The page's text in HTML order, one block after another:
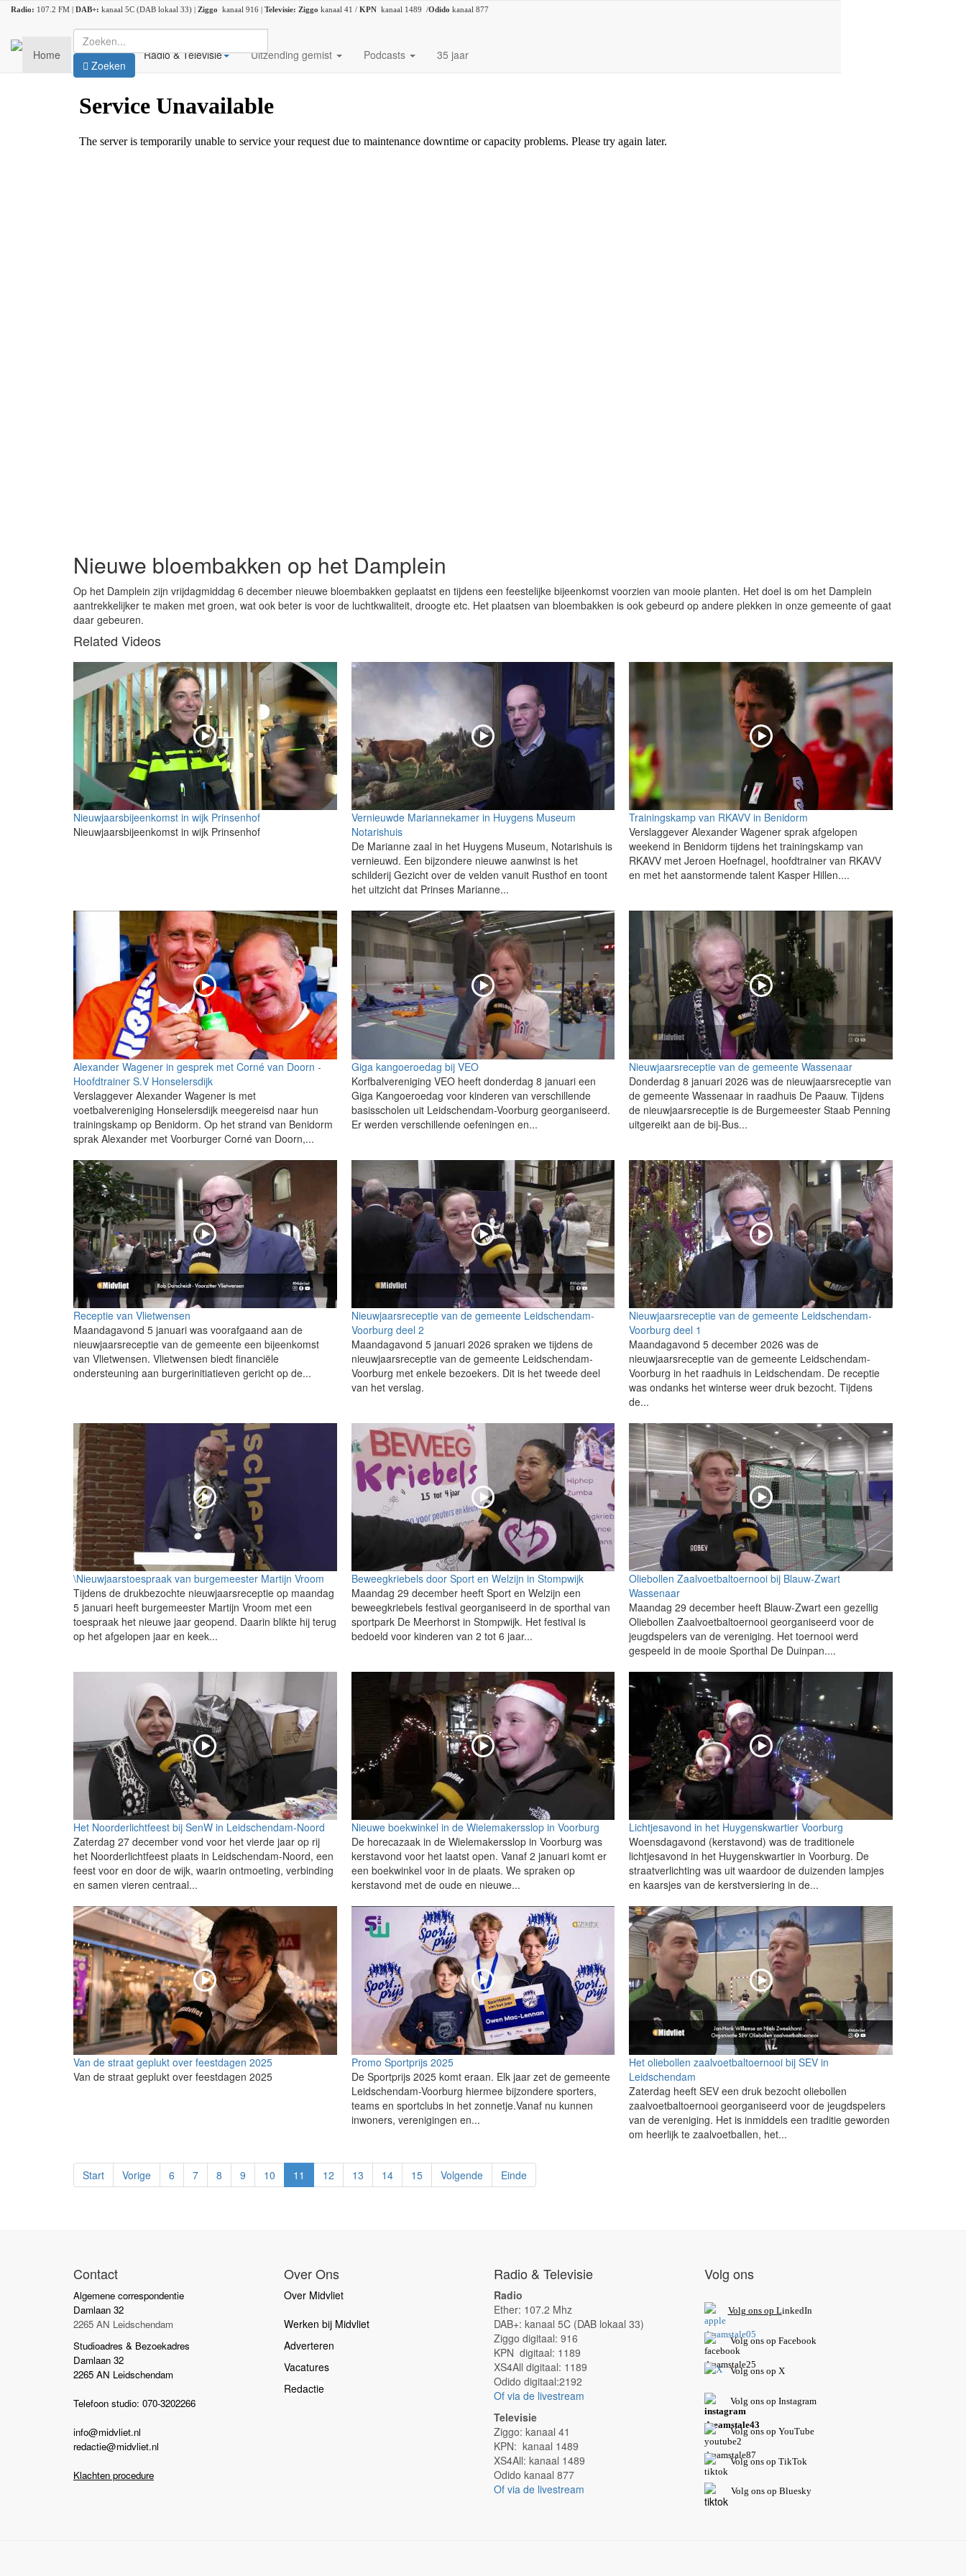
Radio: 107.2 FM | DAB+: kanaal 5C (DAB lokaal 33) | Ziggo kanaal 916 | Televisie: Ziggo kanaal 41 / KPN kanaal 1489 /Odido kanaal 877
Home Nieuws Radio & Televisie Uitzending gemist Podcasts 35 jaar
Zoeken
Nieuwe bloembakken op het Damplein
Op het Damplein zijn vrijdagmiddag 6 december nieuwe bloembakken geplaatst en tijdens een feestelijke bijeenkomst voorzien van mooie planten. Het doel is om het Damplein
aantrekkelijker te maken met groen, wat ook beter is voor de luchtkwaliteit, droogte etc. Het plaatsen van bloembakken is ook gebeurd op andere plekken in onze gemeente of gaat
daar gebeuren.
Related Videos
Nieuwjaarsbijeenkomst in wijk Prinsenhof
Nieuwjaarsbijeenkomst in wijk Prinsenhof
Vernieuwde Mariannekamer in Huygens Museum
Notarishuis
De Marianne zaal in het Huygens Museum, Notarishuis is
vernieuwd. Een bijzondere nieuwe aanwinst is het
schilderij Gezicht over de velden vanuit Rusthof en toont
het uitzicht dat Prinses Marianne...
Trainingskamp van RKAVV in Benidorm
Verslaggever Alexander Wagener sprak afgelopen
weekend in Benidorm tijdens het trainingskamp van
RKAVV met Jeroen Hoefnagel, hoofdtrainer van RKAVV
en met het aanstormende talent Kasper Hillen....
Alexander Wagener in gesprek met Corné van Doorn -
Hoofdtrainer S.V Honselersdijk
Verslaggever Alexander Wagener is met
voetbalvereniging Honselersdijk meegereisd naar hun
trainingskamp op Benidorm. Op het strand van Benidorm
sprak Alexander met Voorburger Corné van Doorn,...
Giga kangoeroedag bij VEO
Korfbalvereniging VEO heeft donderdag 8 januari een
Giga Kangoeroedag voor kinderen van verschillende
basisscholen uit Leidschendam-Voorburg georganiseerd.
Er werden verschillende oefeningen en...
Nieuwjaarsreceptie van de gemeente Wassenaar
Donderdag 8 januari 2026 was de nieuwjaarsreceptie van
de gemeente Wassenaar in raadhuis De Paauw. Tijdens
de nieuwjaarsreceptie is de Burgemeester Staab Penning
uitgereikt aan de bij-Bus...
Receptie van Vlietwensen
Maandagavond 5 januari was voorafgaand aan de
nieuwjaarsreceptie van de gemeente een bijeenkomst
van Vlietwensen. Vlietwensen biedt financiële
ondersteuning aan burgerinitiatieven gericht op de...
Nieuwjaarsreceptie van de gemeente Leidschendam-
Voorburg deel 2
Maandagavond 5 januari 2026 spraken we tijdens de
nieuwjaarsreceptie van de gemeente Leidschendam-
Voorburg met enkele bezoekers. Dit is het tweede deel
van het verslag.
Nieuwjaarsreceptie van de gemeente Leidschendam-
Voorburg deel 1
Maandagavond 5 december 2026 was de
nieuwjaarsreceptie van de gemeente Leidschendam-
Voorburg in het raadhuis in Leidschendam. De receptie
was ondanks het winterse weer druk bezocht. Tijdens
de...
\Nieuwjaarstoespraak van burgemeester Martijn Vroom
Tijdens de drukbezochte nieuwjaarsreceptie op maandag
5 januari heeft burgemeester Martijn Vroom met een
toespraak het nieuwe jaar geopend. Daarin blikte hij terug
op het afgelopen jaar en keek...
Beweegkriebels door Sport en Welzijn in Stompwijk
Maandag 29 december heeft Sport en Welzijn een
beweegkriebels festival georganiseerd in de sporthal van
sportpark De Meerhorst in Stompwijk. Het festival is
bedoeld voor kinderen van 2 tot 6 jaar...
Oliebollen Zaalvoetbaltoernooi bij Blauw-Zwart
Wassenaar
Maandag 29 december heeft Blauw-Zwart een gezellig
Oliebollen Zaalvoetbaltoernooi georganiseerd voor de
jeugdspelers van de vereniging. Het toernooi werd
gespeeld in de mooie Sporthal De Duinpan....
Het Noorderlichtfeest bij SenW in Leidschendam-Noord
Zaterdag 27 december vond voor het vierde jaar op rij
het Noorderlichtfeest plaats in Leidschendam-Noord, een
feest voor en door de wijk, waarin ontmoeting, verbinding
en samen vieren centraal...
Nieuwe boekwinkel in de Wielemakersslop in Voorburg
De horecazaak in de Wielemakersslop in Voorburg was
kerstavond voor het laatst open. Vanaf 2 januari komt er
een boekwinkel voor in de plaats. We spraken op
kerstavond met de oude en nieuwe...
Lichtjesavond in het Huygenskwartier Voorburg
Woensdagavond (kerstavond) was de traditionele
lichtjesavond in het Huygenskwartier in Voorburg. De
straatverlichting was uit waardoor de duizenden lampjes
en kaarsjes van de kerstversiering in de...
Van de straat geplukt over feestdagen 2025
Van de straat geplukt over feestdagen 2025
Promo Sportprijs 2025
De Sportprijs 2025 komt eraan. Elk jaar zet de gemeente
Leidschendam-Voorburg hiermee bijzondere sporters,
teams en sportclubs in het zonnetje.Vanaf nu kunnen
inwoners, verenigingen en...
Het oliebollen zaalvoetbaltoernooi bij SEV in
Leidschendam
Zaterdag heeft SEV een druk bezocht oliebollen
zaalvoetbaltoernooi georganiseerd voor de jeugdspelers
van de vereniging. Het is inmiddels een traditie geworden
om heerlijk te zaalvoetballen, het...
Start Vorige 6 7 8 9 10 11 12 13 14 15 Volgende Einde
Contact
Algemene correspondentie
Damlaan 32
2265 AN Leidschendam
Studioadres & Bezoekadres
Damlaan 32
2265 AN Leidschendam
Telefoon studio: 070-3202266
info@midvliet.nl
redactie@midvliet.nl
Klachten procedure
Over Ons
Over Midvliet
Werken bij Midvliet
Adverteren
Vacatures
Redactie
Radio & Televisie
Radio
Ether: 107.2 Mhz
DAB+: kanaal 5C (DAB lokaal 33)
Ziggo digitaal: 916
KPN digitaal: 1189
XS4All digitaal: 1189
Odido digitaal:2192
Of via de livestream
Televisie
Ziggo: kanaal 41
KPN: kanaal 1489
XS4All: kanaal 1489
Odido kanaal 877
Of via de livestream
Volg ons
Volg ons op LinkedIn
Volg ons op Facebook
Volg ons op X
Volg ons op Instagram
Volgons op YouTube
Volg ons op TikTok
Volg ons op Bluesky